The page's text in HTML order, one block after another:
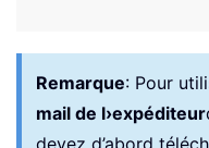
Remarque: Pour
mail de l›expéditeur
devez d’abord